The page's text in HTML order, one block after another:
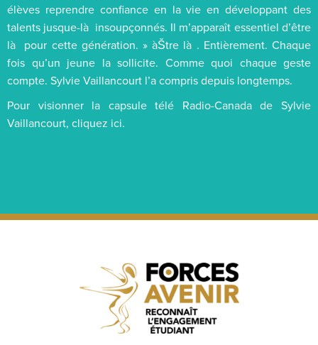
élèves reprendre confiance en la vie en développant des
talents jusque-là insoupçonnés. Il m’apparaît essentiel d’être
là pour cette génération. » àŠtre là . Entièrement. Chaque
fois qu’un jeune la sollicite. Comme quoi chaque geste
compte. Sylvie Vaillancourt l’a compris depuis longtemps.
Pour visionner la capsule télé Radio-Canada de Sylvie
Vaillancourt, cliquez ici.